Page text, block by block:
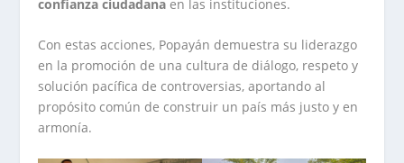
confianza ciudadana en las instituciones.
Con estas acciones, Popayán demuestra su liderazgo
en la promoción de una cultura de diálogo, respeto y
solución pacífica de controversias, aportando al
propósito común de construir un país más justo y en
armonía.